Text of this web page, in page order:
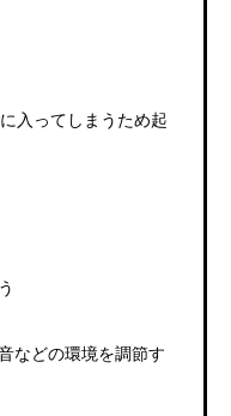
入ってしまうため起
などの環境を調節す